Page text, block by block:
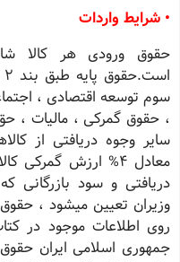
• شرایط واردات
حقوق ورودی هر كالا
سوم توسعه اقتصادی ،
، حقوق گمركی ، مالیات ،
سایر وجوه دریافتی از
معادل 4% ارزش
دریافتی و سود بازرگانی
وزیران تعیین میشود ،
روی اطلاعات موجود در
جمهوری اسلامی ایران